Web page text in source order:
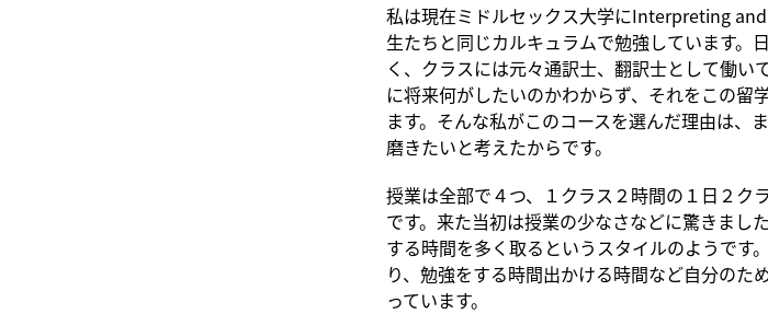
私は現在ミドルセックス大学にInterpreting
生たちと同じカルキュラムで勉強しています。
く、クラスには元々通訳士、翻訳士として働い
に将来何がしたいのかわからず、それをこの留
ます。そんな私がこのコースを選んだ理由は、
磨きたいと考えたからです。
授業は全部で４つ、１クラス２時間の１日２ク
です。来た当初は授業の少なさなどに驚きまし
する時間を多く取るというスタイルのようです
り、勉強をする時間出かける時間など自分のた
っています。